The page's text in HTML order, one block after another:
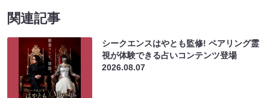
関連記事
シークエンスはやとも監修! ペアリング霊
視が体験できる占いコンテンツ登場
2026.08.07